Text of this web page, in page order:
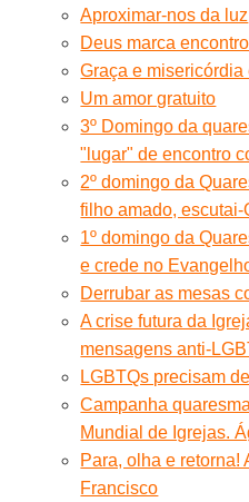
Aproximar-nos da luz
Deus marca
Graça e
Um amor gratuito
3º Domingo da
"lugar" de encontro
2º domingo da
filho amado, escutai-
1º domingo da
e crede no
Derrubar as mesas
A crise futura da
mensagens anti-
LGBTQs precisam
Campanha
Mundial de Igrejas.
Para, olha e retorna!
Francisco